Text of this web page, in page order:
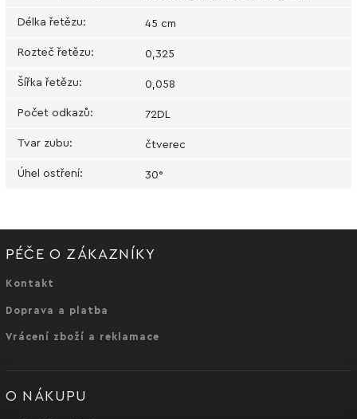
Délka řetězu: 45 cm
Rozteč řetězu: 0,325
Šířka řetězu: 0,058
Počet odkazů: 72DL
Tvar zubu: čtverec
Úhel ostření: 30°
PÉČE O ZÁKAZNÍKY
Kontakt
Doprava a platba
Vrácení zboží a reklamace
O NÁKUPU